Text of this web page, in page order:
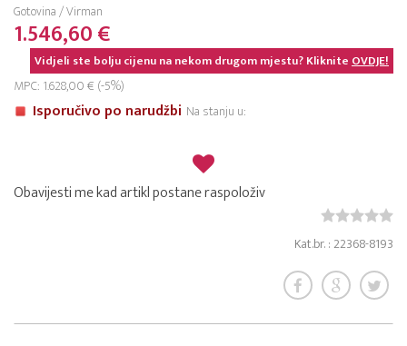
Gotovina / Virman
1.546,60 €
Vidjeli ste bolju cijenu na nekom drugom mjestu? KlikniteOVDJE!
MPC: 1.628,00 € (-5%)
Isporučivo po narudžbi Na stanju u:
Obavijesti me kad artikl postane raspoloživ
Kat.br. : 22368-8193